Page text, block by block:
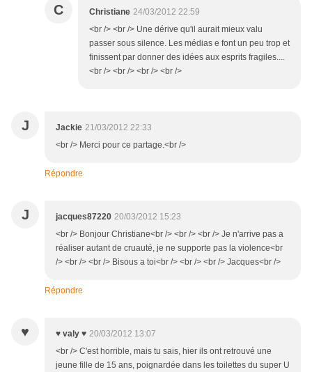
C Christiane 24/03/2012 22:59
<br /> <br /> Une dérive qu'il aurait mieux valu
passer sous silence. Les médias e font un peu trop et
finissent par donner des idées aux esprits fragiles....
<br /> <br /> <br /> <br />
J Jackie 21/03/2012 22:33
<br /> Merci pour ce partage.<br />
Répondre
J jacques87220 20/03/2012 15:23
<br /> Bonjour Christiane<br /> <br /> <br /> Je n'arrive pas a
réaliser autant de cruauté, je ne supporte pas la violence<br
/> <br /> <br /> Bisous a toi<br /> <br /> <br /> Jacques<br />
Répondre
♥ ♥ valy ♥ 20/03/2012 13:07
<br /> C'est horrible, mais tu sais, hier ils ont retrouvé une
jeune fille de 15 ans, poignardée dans les toilettes du super U